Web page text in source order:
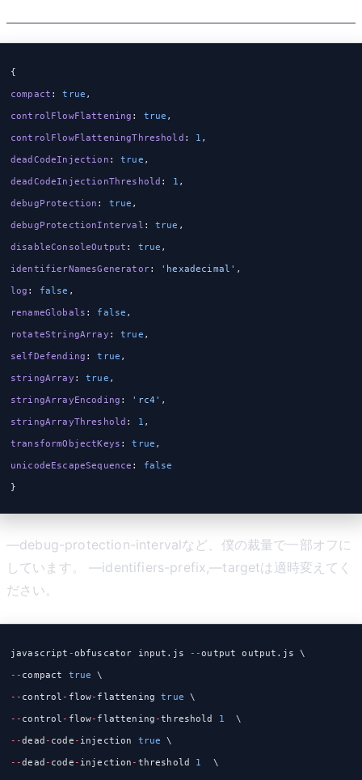
{
compact : true ,
controlFlowFlattening : true ,
controlFlowFlatteningThreshold : 1 ,
deadCodeInjection : true ,
deadCodeInjectionThreshold : 1 ,
debugProtection : true ,
debugProtectionInterval : true ,
disableConsoleOutput : true ,
identifierNamesGenerator: 'hexadecimal' ,
log : false ,
renameGlobals : false ,
rotateStringArray : true ,
selfDefending : true ,
stringArray : true ,
stringArrayEncoding : 'rc4' ,
stringArrayThreshold : 1 ,
transformObjectKeys : true ,
unicodeEscapeSequence : false
}
—debug-protection-intervalなど、僕の裁量で一部オフに
しています。 —identifiers-prefix,—targetは適時変えてく
ださい。
javascript -obfuscator input.js --output output.js \
-- compact true \
-- control - flow- flattening true \
-- control - flow- flattening -threshold 1
  \
--dead - code - injection true \
--dead - code - injection - threshold 1
  \